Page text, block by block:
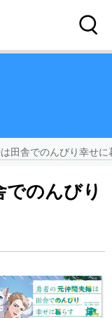
田舎でのんびり幸せに
でのんびり